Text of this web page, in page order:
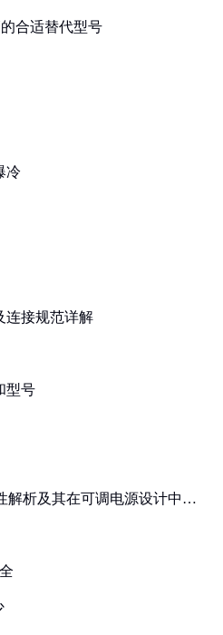
的合适替代型号
冷
连接规范详解
型号
解析及其在可调电源设计中的